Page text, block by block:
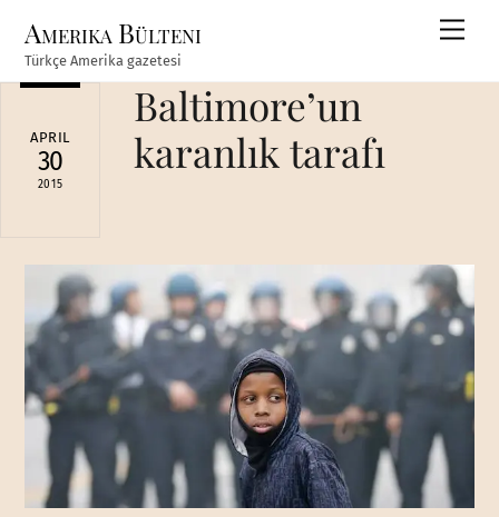
content
Amerika Bülteni
Türkçe Amerika gazetesi
APRIL
30
2015
Baltimore’un
karanlık tarafı